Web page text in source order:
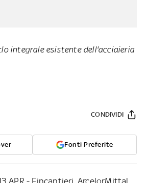
integrale esistente dell'acciaieria
Fonti Preferite
CONDIVIDI
APR - Fincantieri, ArcelorMittal